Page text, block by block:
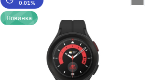
0,01%
Новинка